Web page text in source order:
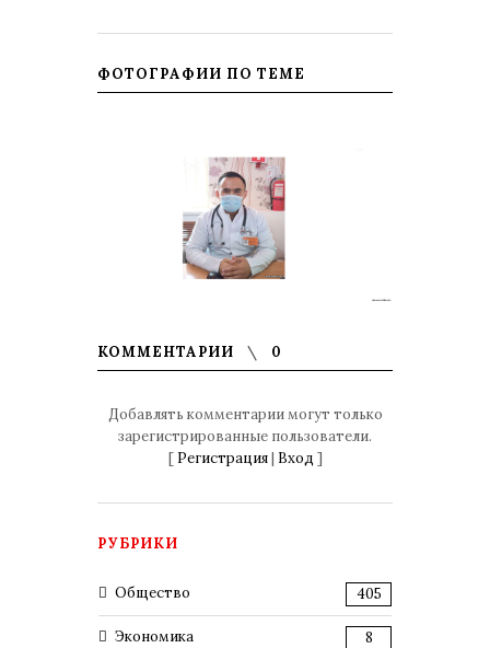
ФОТОГРАФИИ ПО ТЕМЕ
КОММЕНТАРИИ 0
Добавлять комментарии могут только
зарегистрированные пользователи.
[ Регистрация| Вход ]
РУБРИКИ
Общество 405
Экономика 8